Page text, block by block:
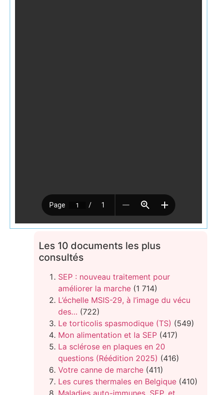
Les 10 documents les plus
consultés
SEP : nouveau traitement pour
améliorer la marche (1 714)
L’échelle MSIS-29, à l’image du vécu
des… (722)
Le torticolis spasmodique (TS) (549)
Mon alimentation et la SEP (417)
La sclérose en plaques en 20
questions (Réédition 2025) (416)
Votre canne de marche (411)
Les cures thermales en Belgique (410)
Maladies auto-immunes, SEP, et